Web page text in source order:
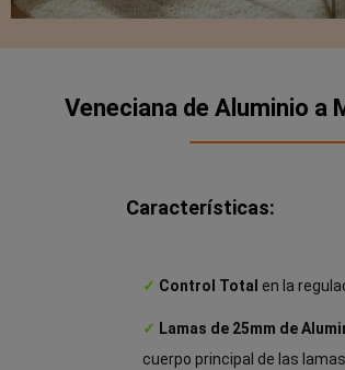
Veneciana de Aluminio a
Características:
✓ Control Total en la
✓ Lamas de 25mm de
cuerpo principal de las